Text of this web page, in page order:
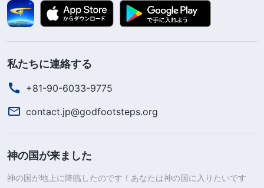
私たちに連絡する
+81-90-6033-9775
contact.jp@godfootsteps.org
神の国が来ました
神の国が地上に降臨したのです！あなたは神の国に入りたいです